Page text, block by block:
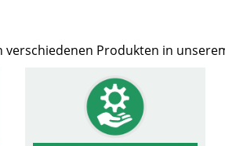
Produkten in